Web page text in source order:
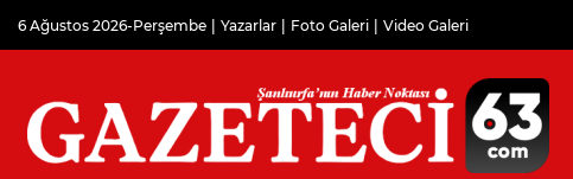
6 Ağustos 2026-Perşembe Yazarlar Foto Galeri Video Galeri